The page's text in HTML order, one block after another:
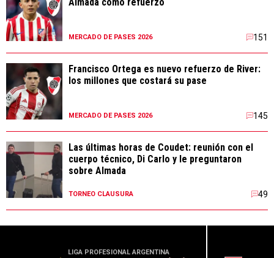
MERCADO DE PASES 2026 151
Francisco Ortega es nuevo refuerzo de River:
los millones que costará su pase
MERCADO DE PASES 2026 145
Las últimas horas de Coudet: reunión con el
cuerpo técnico, Di Carlo y le preguntaron
sobre Almada
TORNEO CLAUSURA 49
LIGA PROFESIONAL ARGENTINA